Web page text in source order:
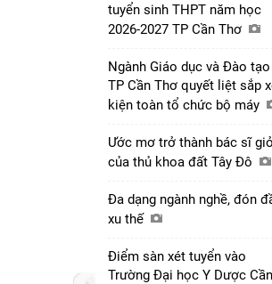
tuyển sinh THPT năm học
2026-2027 TP Cần Thơ
Ngành Giáo dục và Đào tạo
TP Cần Thơ quyết liệt sắp
kiện toàn tổ chức bộ máy
Ước mơ trở thành bác sĩ
của thủ khoa đất Tây Đô
Đa dạng ngành nghề, đón
xu thế
Điểm sàn xét tuyển vào
Trường Đại học Y Dược Cần